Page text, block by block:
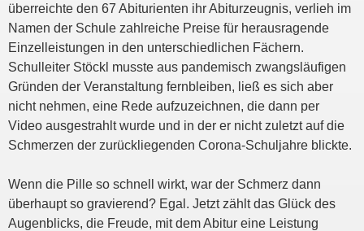
überreichte den 67 Abiturienten ihr Abiturzeugnis, verlieh im
Namen der Schule zahlreiche Preise für herausragende
Einzelleistungen in den unterschiedlichen Fächern.
Schulleiter Stöckl musste aus pandemisch zwangsläufigen
Gründen der Veranstaltung fernbleiben, ließ es sich aber
nicht nehmen, eine Rede aufzuzeichnen, die dann per
Video ausgestrahlt wurde und in der er nicht zuletzt auf die
Schmerzen der zurückliegenden Corona-Schuljahre blickte.
Wenn die Pille so schnell wirkt, war der Schmerz dann
überhaupt so gravierend? Egal. Jetzt zählt das Glück des
Augenblicks, die Freude, mit dem Abitur eine Leistung